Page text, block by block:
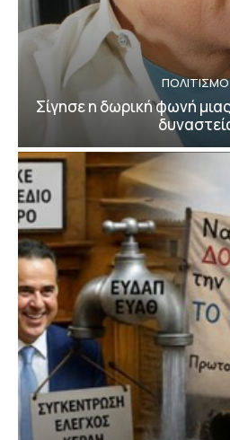
Σίγησε η δωρική φωνή